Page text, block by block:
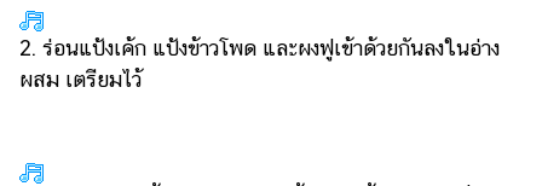
2. ร่อนแป้งเค้ก แป้งข้าวโพด และผงฟูเข้าด้วยกันลงในอ่าง
ผสม เตรียมไว้